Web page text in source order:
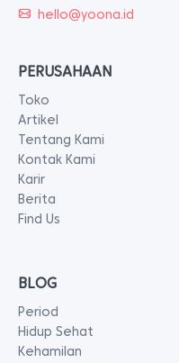
hello@yoona.id
PERUSAHAAN
Toko
Artikel
Tentang Kami
Kontak Kami
Karir
Berita
Find Us
BLOG
Period
Hidup Sehat
Kehamilan